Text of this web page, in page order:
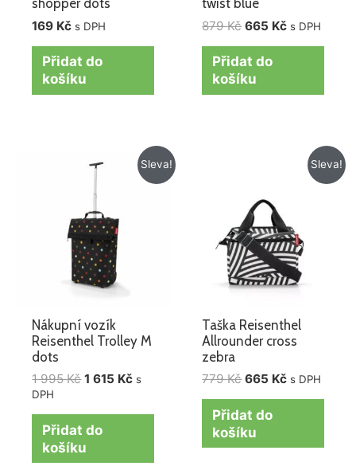
shopper dots
169 Kč s DPH
Přidat do
košíku
twist blue
879Kč 665 Kč s DPH
Přidat do
košíku
Sleva!
Nákupní vozík
Reisenthel Trolley M
dots
1 995Kč
Původní
cena
995 Kč.
1 615 Kč
Aktuální
cena
s
DPH
Přidat do
košíku
Sleva!
Taška Reisenthel
Allrounder cross
zebra
779Kč
779 Kč.
665 Kč
Aktuální
cena
s DPH
Přidat do
košíku